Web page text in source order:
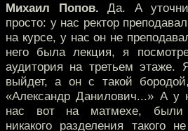
Михаил Попов. Да. А
просто: у нас ректор
на курсе, у нас он не
него была лекция, я
аудитория на третьем этаже.
выйдет, а он с такой
«Александр Данилович...» А у
нас вот на матмехе, были
никакого разделения такого